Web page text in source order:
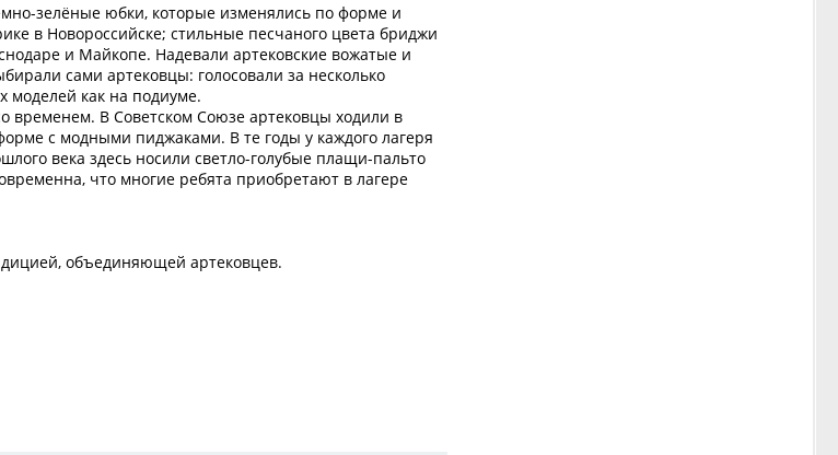
зелёные юбки, которые изменялись по форме и
в Новороссийске; стильные песчаного цвета бриджи
и Майкопе. Надевали артековские вожатые и
сами артековцы: голосовали за несколько
моделей как на подиуме.
временем. В Советском Союзе артековцы ходили в
с модными пиджаками. В те годы у каждого лагеря
века здесь носили светло-голубые плащи-пальто
что многие ребята приобретают в лагере
объединяющей артековцев.